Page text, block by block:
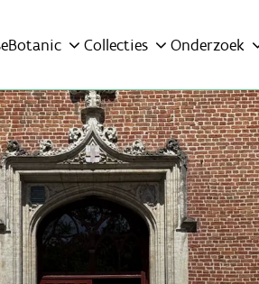
Collecties Onderzoek